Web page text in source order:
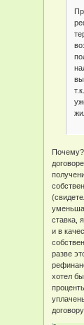
ставка,
и в
разве
хотел